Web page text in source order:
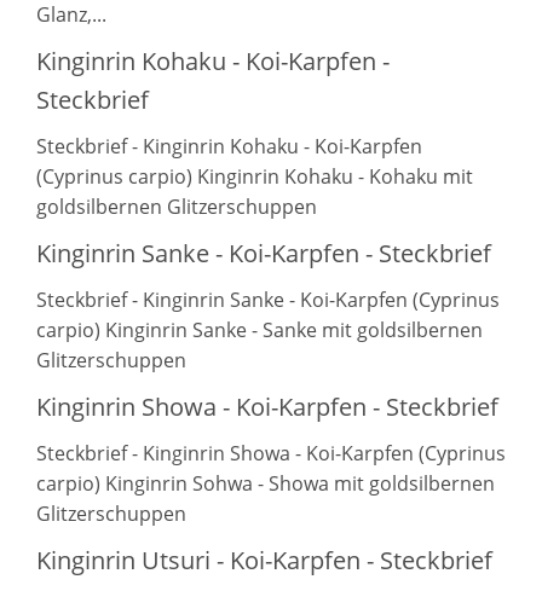
Glanz,...
Kinginrin Kohaku - Koi-Karpfen -
Steckbrief
Steckbrief - Kinginrin Kohaku - Koi-Karpfen
(Cyprinus carpio) Kinginrin Kohaku - Kohaku mit
goldsilbernen Glitzerschuppen
Kinginrin Sanke - Koi-Karpfen - Steckbrief
Steckbrief - Kinginrin Sanke - Koi-Karpfen (Cyprinus
carpio) Kinginrin Sanke - Sanke mit goldsilbernen
Glitzerschuppen
Kinginrin Showa - Koi-Karpfen - Steckbrief
Steckbrief - Kinginrin Showa - Koi-Karpfen (Cyprinus
carpio) Kinginrin Sohwa - Showa mit goldsilbernen
Glitzerschuppen
Kinginrin Utsuri - Koi-Karpfen - Steckbrief